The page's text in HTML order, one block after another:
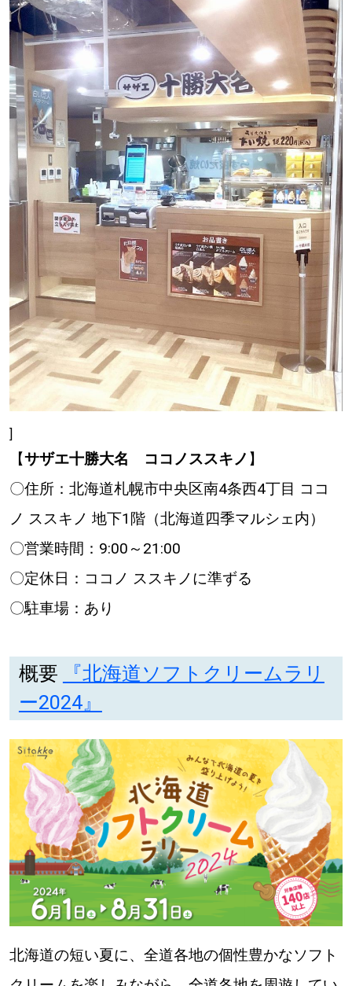
]
【サザエ十勝大名 ココノススキノ 】
〇住所：北海道札幌市中央区南4条西4丁目 ココ
ノ ススキノ 地下1階（北海道四季マルシェ内）
〇営業時間：9:00～21:00
〇定休日：ココノ ススキノに準ずる
〇駐車場：あり
概要
『北海道ソフトクリームラリ
ー2024』
北海道の短い夏に、全道各地の個性豊かなソフト